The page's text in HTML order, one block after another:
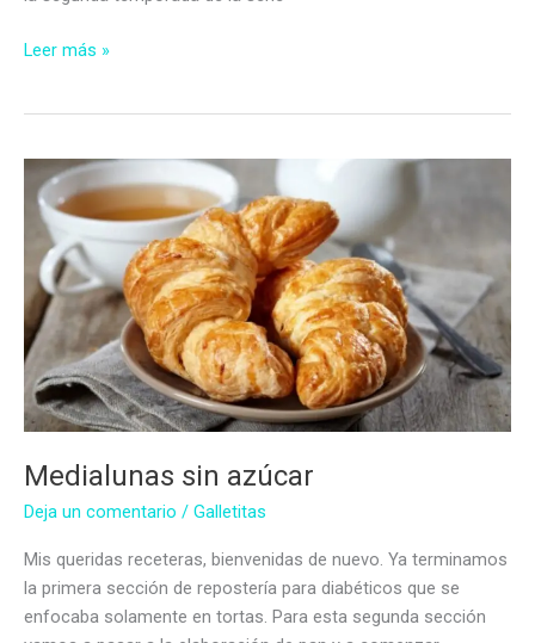
Pan
azúcar
Leer más »
Medialunas sin azúcar
Deja un comentario / Galletitas
Mis queridas receteras, bienvenidas de nuevo. Ya terminamos
la primera sección de repostería para diabéticos que se
enfocaba solamente en tortas. Para esta segunda sección